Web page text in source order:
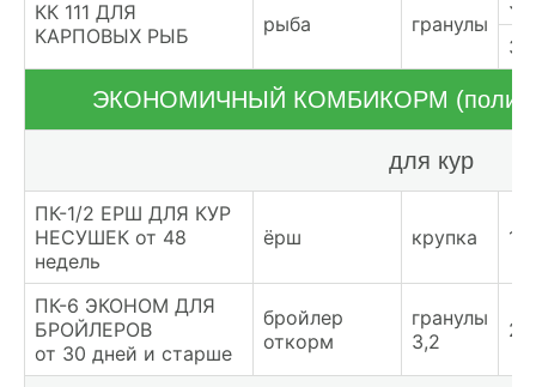
КК 111 ДЛЯ
КАРПОВЫХ РЫБ
рыба гранулы
ЭКОНОМИЧНЫЙ КОМБИКОРМ
для кур
ПК-1/2 ЕРШ ДЛЯ КУР
НЕСУШЕК от 48
недель
ёрш крупка
ПК-6 ЭКОНОМ ДЛЯ
БРОЙЛЕРОВ
от 30 дней и старше
бройлер
откорм
гранулы
3,2